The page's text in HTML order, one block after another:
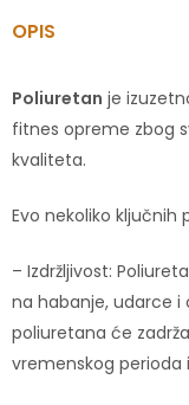
OPIS
Poliuretan je
fitnes opreme zbog
kvaliteta.
Evo nekoliko ključnih
– Izdržljivost:
na habanje, udarce i
poliuretana će
vremenskog